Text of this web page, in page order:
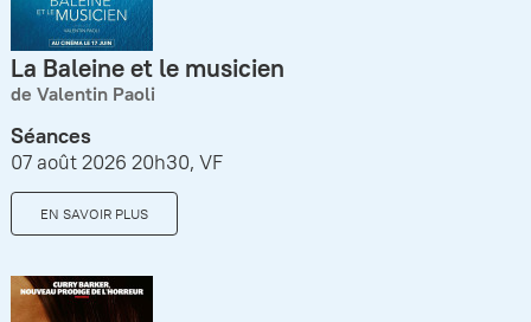
La Baleine et le musicien
de Valentin Paoli
Séances
07 août 2026 20h30, VF
EN SAVOIR PLUS